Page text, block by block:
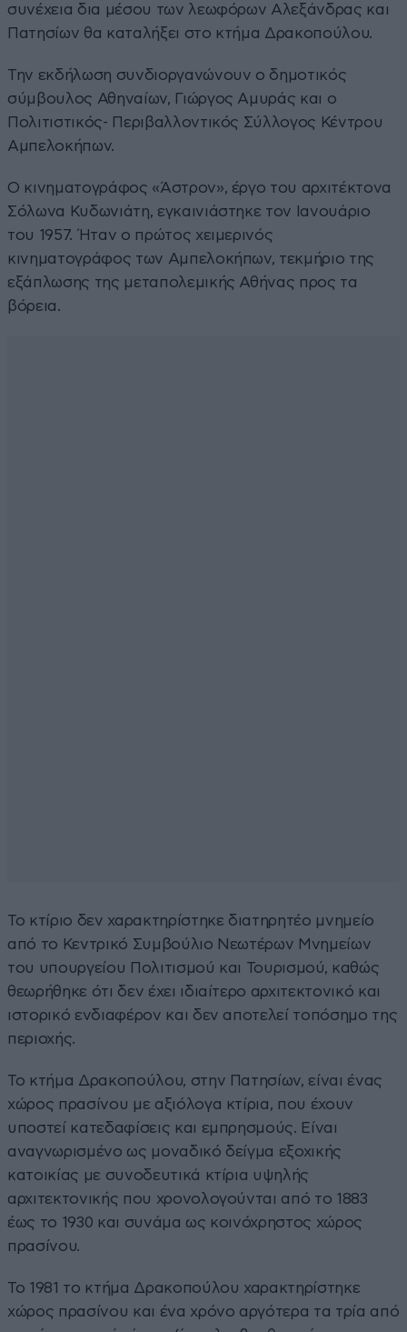
συνέχεια δια μέσου των λεωφόρων Αλεξάνδρας και
Πατησίων θα καταλήξει στο κτήμα Δρακοπούλου.
Την εκδήλωση συνδιοργανώνουν ο δημοτικός
σύμβουλος Αθηναίων, Γιώργος Αμυράς και ο
Πολιτιστικός- Περιβαλλοντικός Σύλλογος Κέντρου
Αμπελοκήπων.
Ο κινηματογράφος «Άστρον», έργο του αρχιτέκτονα
Σόλωνα Κυδωνιάτη, εγκαινιάστηκε τον Ιανουάριο
του 1957. Ήταν ο πρώτος χειμερινός
κινηματογράφος των Αμπελοκήπων, τεκμήριο της
εξάπλωσης της μεταπολεμικής Αθήνας προς τα
βόρεια.
Το κτίριο δεν χαρακτηρίστηκε διατηρητέο μνημείο
από το Κεντρικό Συμβούλιο Νεωτέρων Μνημείων
του υπουργείου Πολιτισμού και Τουρισμού, καθώς
θεωρήθηκε ότι δεν έχει ιδιαίτερο αρχιτεκτονικό και
ιστορικό ενδιαφέρον και δεν αποτελεί τοπόσημο της
περιοχής.
Το κτήμα Δρακοπούλου, στην Πατησίων, είναι ένας
χώρος πρασίνου με αξιόλογα κτίρια, που έχουν
υποστεί κατεδαφίσεις και εμπρησμούς. Είναι
αναγνωρισμένο ως μοναδικό δείγμα εξοχικής
κατοικίας με συνοδευτικά κτίρια υψηλής
αρχιτεκτονικής που χρονολογούνται από το 1883
έως το 1930 και συνάμα ως κοινόχρηστος χώρος
πρασίνου.
Το 1981 το κτήμα Δρακοπούλου χαρακτηρίστηκε
χώρος πρασίνου και ένα χρόνο αργότερα τα τρία από